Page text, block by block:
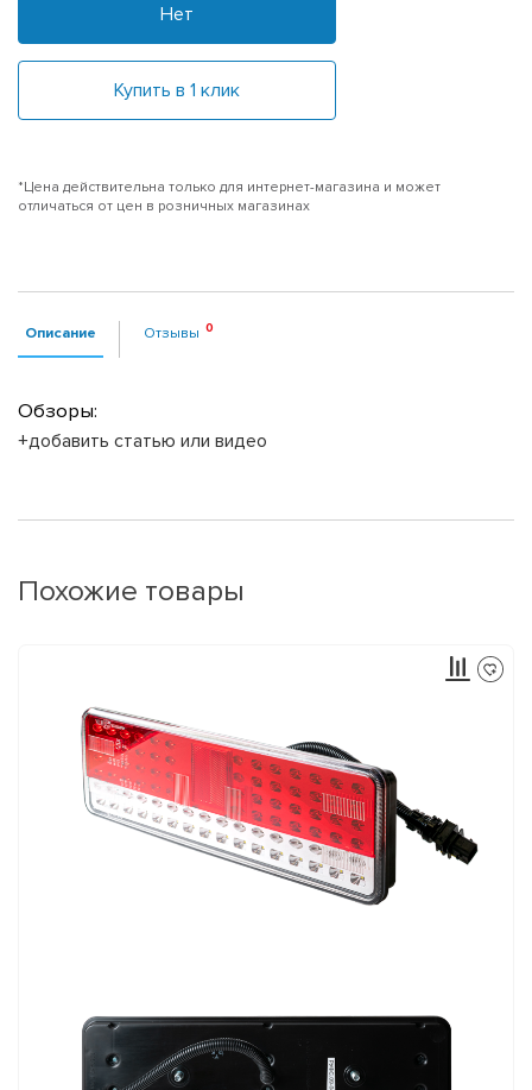
Нет
Купить в 1 клик
*Цена действительна только для интернет-магазина и может
отличаться от цен в розничных магазинах
Описание Отзывы
Обзоры:
+добавить статью или видео
Похожие товары